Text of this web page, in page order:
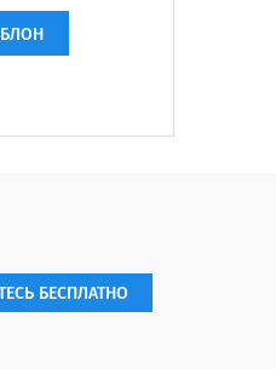
БЕСПЛАТНО